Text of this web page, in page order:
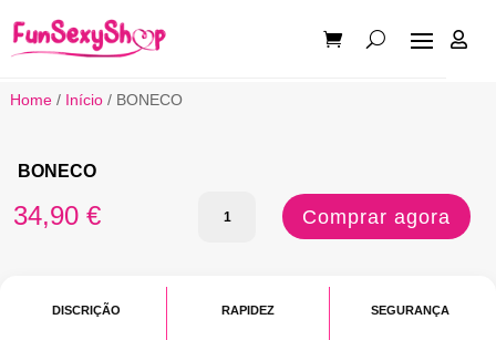

Home/ Início/ BONECO
BONECO
34,90 €
Quantidade
Comprar agora
DISCRIÇÃO RAPIDEZ SEGURANÇA